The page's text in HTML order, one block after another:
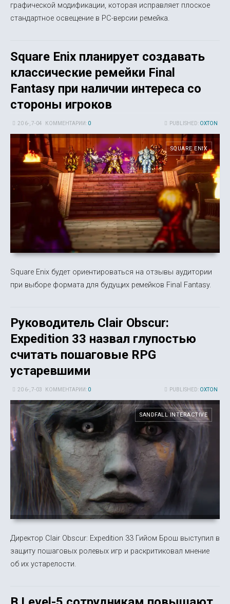
графической модификации, которая исправляет плоское
стандартное освещение в PC-версии ремейка.
Square Enix планирует создавать
классические ремейки Final
Fantasy при наличии интереса со
стороны игроков
PUBLISHED: OXTON
20 6-, 7-04 КОММЕНТАРИИ: 0
SQUARE ENIX
Square Enix будет ориентироваться на отзывы аудитории
при выборе формата для будущих ремейков Final Fantasy.
Руководитель Clair Obscur:
Expedition 33 назвал глупостью
считать пошаговые RPG
устаревшими
PUBLISHED: OXTON
20 6-, 7-03 КОММЕНТАРИИ: 0
SANDFALL INTERACTIVE
Директор Clair Obscur: Expedition 33 Гийом Брош выступил в
защиту пошаговых ролевых игр и раскритиковал мнение
об их устарелости.